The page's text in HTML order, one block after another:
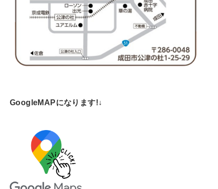
GoogleMAPになります!↓